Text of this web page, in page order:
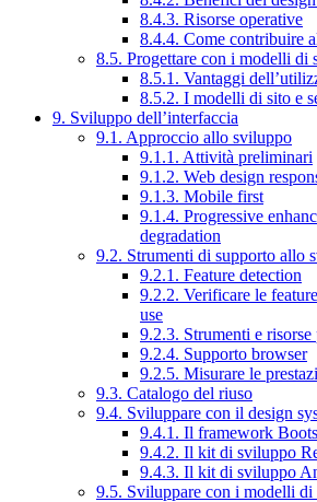
8.4.3. Risorse operative
8.4.4. Come contribuire
8.5. Progettare con i modelli di
8.5.1. Vantaggi
8.5.2. I modelli di sito e
9. Sviluppo dell’interfaccia
9.1. Approccio allo sviluppo
9.1.1. Attività preliminari
9.1.2. Web design
9.1.3. Mobile first
9.1.4. Progressive
degradation
9.2. Strumenti di supporto allo
9.2.1. Feature detection
9.2.2. Verificare le
use
9.2.3. Strumenti e
9.2.4. Supporto browser
9.2.5. Misurare le
9.3. Catalogo del riuso
9.4. Sviluppare con il design
9.4.1. Il framework
9.4.2. Il kit di sviluppo
9.4.3. Il kit di sviluppo
9.5. Sviluppare con i modelli di